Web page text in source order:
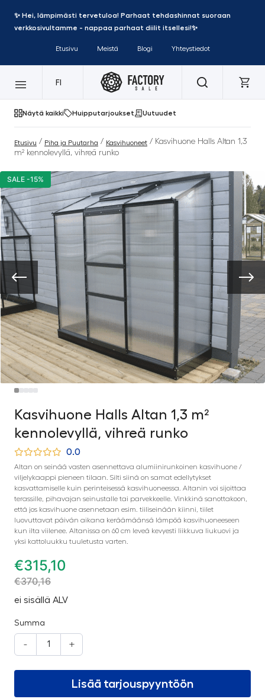
✨ Hei, lämpimästi tervetuloa! Parhaat tehdashinnat suoraan
verkkosivultamme - nappaa parhaat diilit itsellesi!✨
Etusivu Meistä Blogi Yhteystiedot
FI
Näytä kaikki Huipputarjoukset Uutuudet
Etusivu / Piha ja Puutarha / Kasvihuoneet / Kasvihuone Halls Altan 1,3
m² kennolevyllä, vihreä runko
SALE -15%
Kasvihuone Halls Altan 1,3 m²
kennolevyllä, vihreä runko
0.0
Altan on seinää vasten asennettava alumiinirunkoinen kasvihuone /
viljelykaappi pieneen tilaan. Silti siinä on samat edellytykset
kasvattamiselle kuin perinteisessä kasvihuoneessa. Altanin voi sijoittaa
terassille, pihavajan seinustalle tai parvekkeelle. Vinkkinä sanottakoon,
että jos kasvihuone asennetaan esim. tiiliseinään kiinni, tiilet
luovuttavat päivän aikana keräämäänsä lämpöä kasvihuoneeseen
kun ilta viilenee. Altanissa on 60 cm leveä kevyesti liikkuva liukuovi ja
yksi kattoluukku tuuletusta varten.
€315,10
€370,16
ei sisällä ALV
Summa
- +
Lisää tarjouspyyntöön